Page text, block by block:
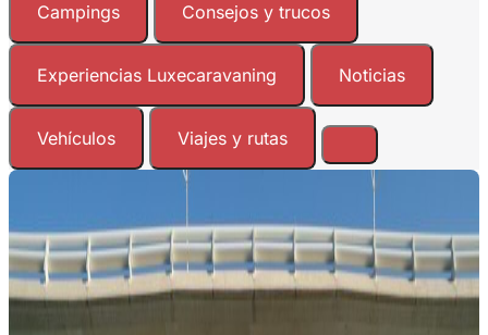
Campings Consejos y trucos
Experiencias Luxecaravaning Noticias
Vehículos Viajes y rutas